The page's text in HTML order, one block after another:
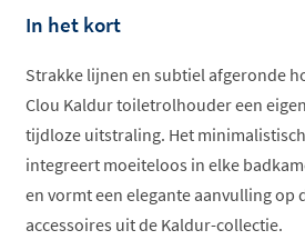
In het kort
Strakke lijnen en subtiel afgeronde
Clou Kaldur toiletrolhouder een
tijdloze uitstraling. Het
integreert moeiteloos in elke
en vormt een elegante aanvulling op
accessoires uit de Kaldur-collectie.